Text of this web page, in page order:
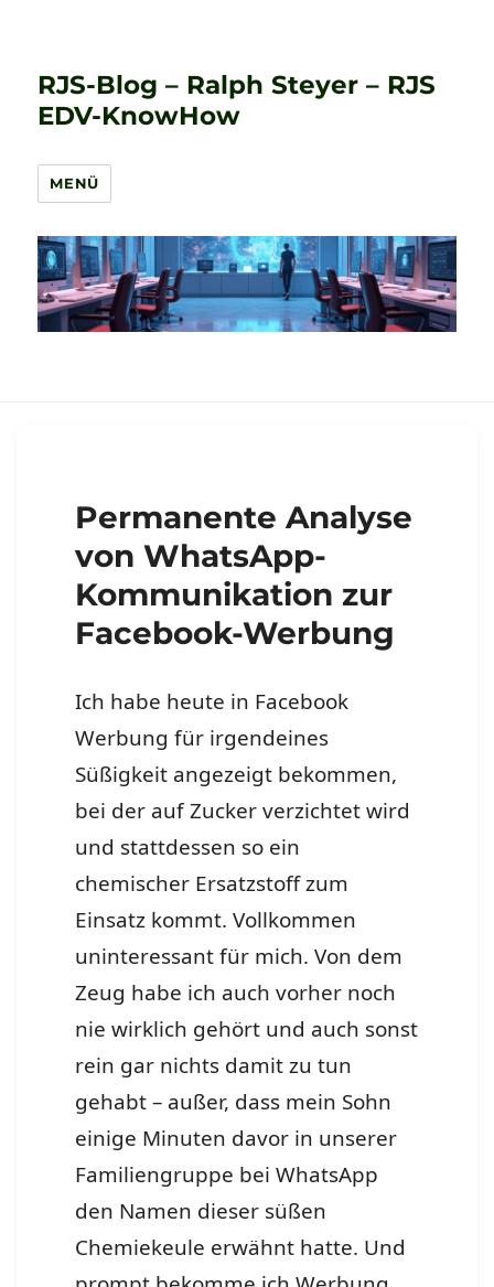
RJS-Blog – Ralph Steyer – RJS
EDV-KnowHow
MENÜ
Permanente Analyse
von WhatsApp-
Kommunikation zur
Facebook-Werbung
Ich habe heute in Facebook
Werbung für irgendeines
Süßigkeit angezeigt bekommen,
bei der auf Zucker verzichtet wird
und stattdessen so ein
chemischer Ersatzstoff zum
Einsatz kommt. Vollkommen
uninteressant für mich. Von dem
Zeug habe ich auch vorher noch
nie wirklich gehört und auch sonst
rein gar nichts damit zu tun
gehabt – außer, dass mein Sohn
einige Minuten davor in unserer
Familiengruppe bei WhatsApp
den Namen dieser süßen
Chemiekeule erwähnt hatte. Und